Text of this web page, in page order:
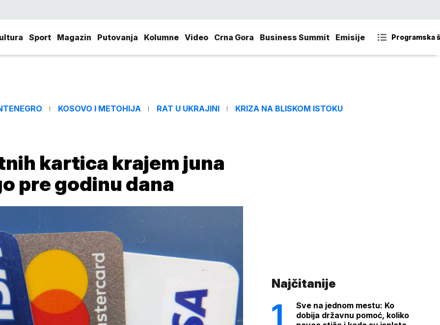
Sport Magazin Putovanja Kolumne Video Crna Gora Business Summit Emisije Programska
KOSOVO I METOHIJA RAT U UKRAJINI KRIZA NA BLISKOM ISTOKU
kartica krajem juna
pre godinu dana
Najčitanije
Sve na jednom mestu: Ko
dobija državnu pomoć, koliko